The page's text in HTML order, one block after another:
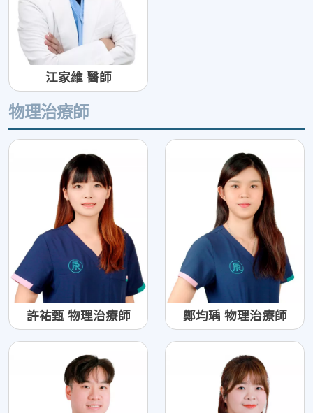
江家維 醫師
物理治療師
許祐甄 物理治療師 鄭均瑀 物理治療師